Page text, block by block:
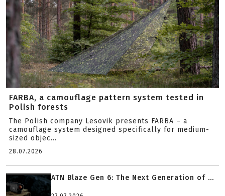
FARBA, a camouflage pattern system tested in
Polish forests
The Polish company Lesovik presents FARBA – a
camouflage system designed specifically for medium-
sized objec...
28.07.2026
ATN Blaze Gen 6: The Next Generation of ...